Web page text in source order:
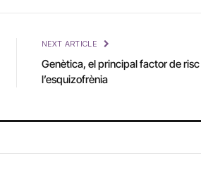
NEXT ARTICLE
Genètica, el principal factor de
l’esquizofrènia